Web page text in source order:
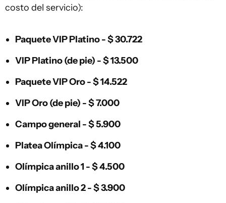
costo del servicio):
Paquete VIP Platino - $ 30.722
VIP Platino (de pie) - $ 13.500
Paquete VIP Oro - $ 14.522
VIP Oro (de pie) - $ 7.000
Campo general - $ 5.900
Platea Olímpica - $ 4.100
Olímpica anillo 1 - $ 4.500
Olímpica anillo 2 - $ 3.900